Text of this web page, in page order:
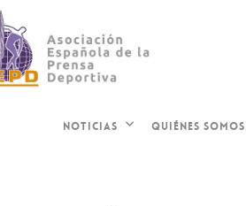
NOTICIAS QUIÉNES SOMOS